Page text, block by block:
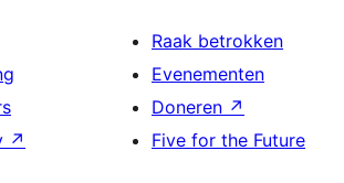
↗
Raak betrokken
Evenementen
Doneren ↗
Five for the Future